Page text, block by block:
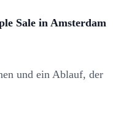
Sale in Amsterdam
und ein Ablauf, der